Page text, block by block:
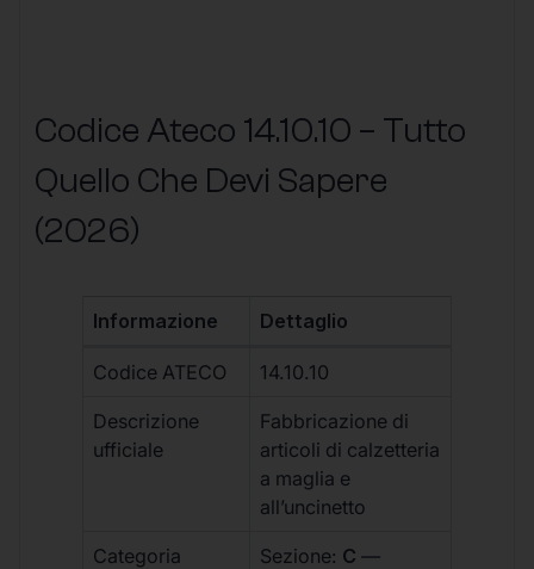
Codice Ateco 14.10.10 – Tutto
Quello Che Devi Sapere
(2026)
Informazione Dettaglio
Codice ATECO 14.10.10
Descrizione
ufficiale
Fabbricazione di
articoli di calzetteria
a maglia e
all’uncinetto
Categoria Sezione: C —